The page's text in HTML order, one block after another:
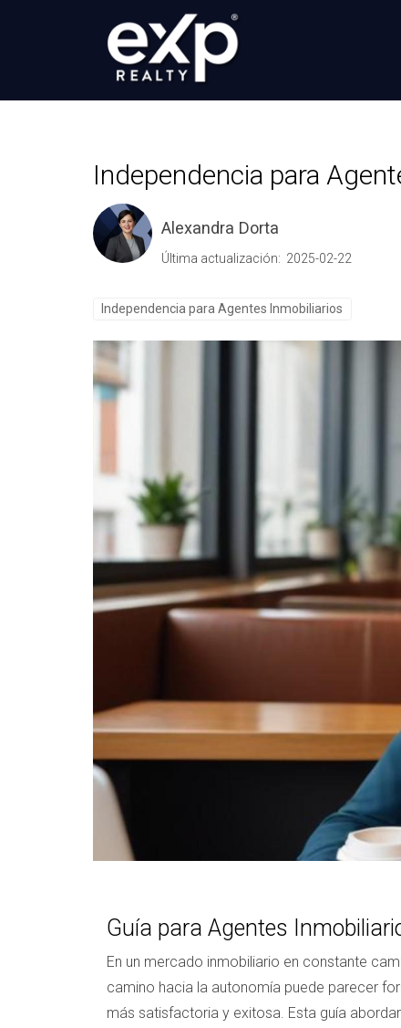
Independencia para
Alexandra Dorta
Última actualización: 2025-02-22
Independencia para Agentes Inmobiliarios
Guía para Agentes
En un mercado inmobiliario en constante
camino hacia la autonomía puede parecer
más satisfactoria y exitosa. Esta guía